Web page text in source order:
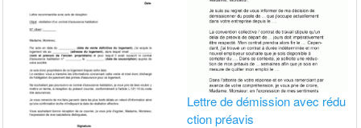
Lettre de démission avec rédu
ction préavis